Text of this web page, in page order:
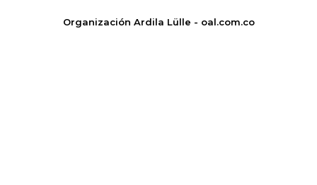
Organización Ardila Lülle - oal.com.co